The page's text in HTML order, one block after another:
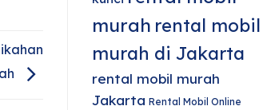
murah rental mobil
murah di Jakarta
rental mobil murah
Jakarta Rental Mobil Online